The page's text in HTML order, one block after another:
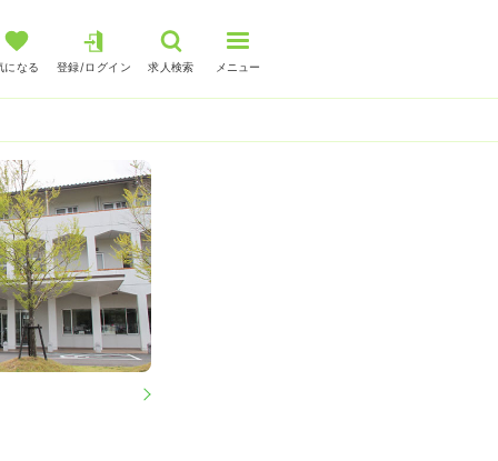
になる 登録/ログイン 求人検索 メニュー